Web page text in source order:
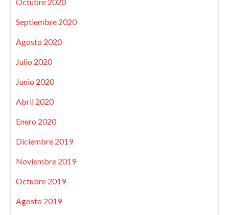
Septiembre 2020
Agosto 2020
Julio 2020
Junio 2020
Abril 2020
Enero 2020
Diciembre 2019
Noviembre 2019
Octubre 2019
Agosto 2019